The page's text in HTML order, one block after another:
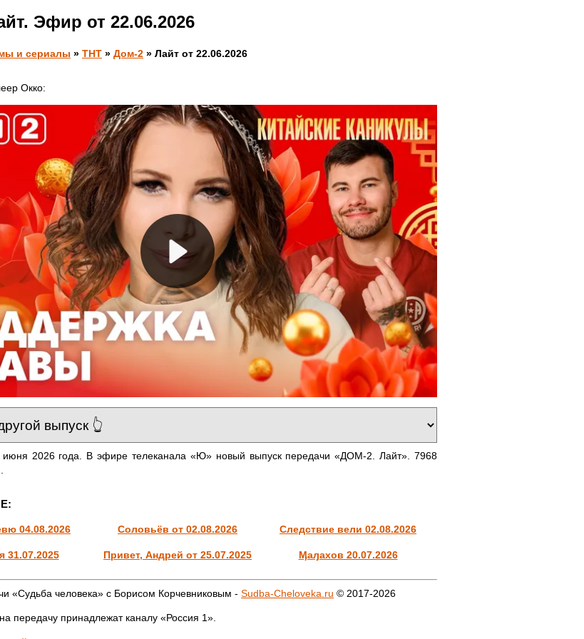
Эфир от 22.06.2026
и сериалы » ТНТ » Дом-2 » Лайт от 22.06.2026
Окко:
июня 2026 года. В эфире телеканала «Ю» новый выпуск передачи «ДОМ-2. Лайт». 7968
04.08.2026 Соловьёв от 02.08.2026 Следствие вели 02.08.2026
31.07.2025 Привет, Андрей от 25.07.2025 Ӎаԓахов 20.07.2026
«Судьба человека» с Борисом Корчевниковым - Sudba-Cheloveka.ru © 2017-2026
передачу принадлежат каналу «Россия 1».